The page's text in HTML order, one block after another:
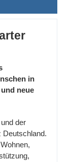
in
neue
der
Deutschland.